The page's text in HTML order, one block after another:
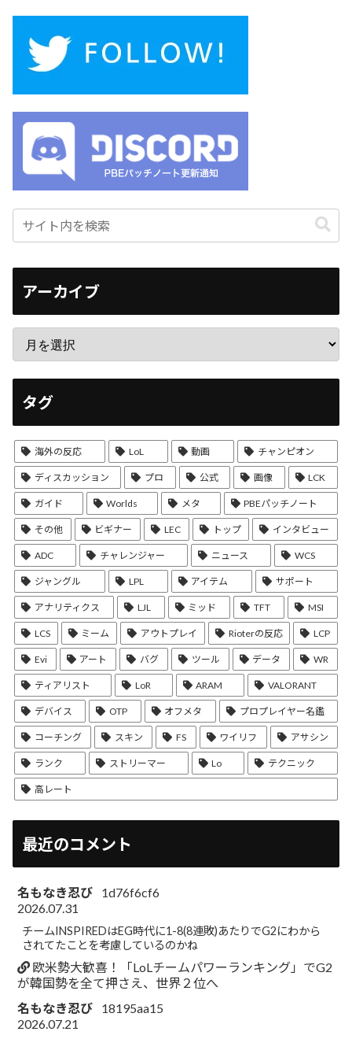
アーカイブ
タグ
海外の反応 LoL 動画 チャンピオン
ディスカッション プロ 公式 画像 LCK
ガイド Worlds メタ PBEパッチノート
その他 ビギナー LEC トップ インタビュー
ADC チャレンジャー ニュース WCS
ジャングル LPL アイテム サポート
アナリティクス LJL ミッド TFT MSI
LCS ミーム アウトプレイ Rioterの反応 LCP
Evi アート バグ ツール データ WR
ティアリスト LoR ARAM VALORANT
デバイス OTP オフメタ プロプレイヤー名鑑
コーチング スキン FS ワイリフ アサシン
ランク ストリーマー Lo テクニック
高レート
最近のコメント
名もなき忍び
1d76f6cf6
2026.07.31
チームINSPIREDはEG時代に1-8(8連敗)あたりでG2にわから
されてたことを考慮しているのかね
欧米勢大歓喜！「LoLチームパワーランキング」でG2
が韓国勢を全て押さえ、世界２位へ
名もなき忍び
18195aa15
2026.07.21